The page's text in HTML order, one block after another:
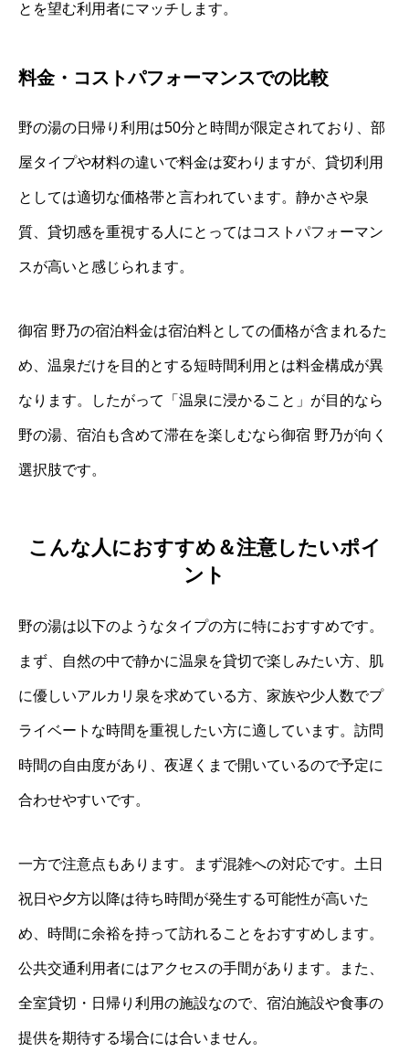
とを望む利用者にマッチします。
料金・コストパフォーマンスでの比較
野の湯の日帰り利用は50分と時間が限定されており、部
屋タイプや材料の違いで料金は変わりますが、貸切利用
としては適切な価格帯と言われています。静かさや泉
質、貸切感を重視する人にとってはコストパフォーマン
スが高いと感じられます。
御宿 野乃の宿泊料金は宿泊料としての価格が含まれるた
め、温泉だけを目的とする短時間利用とは料金構成が異
なります。したがって「温泉に浸かること」が目的なら
野の湯、宿泊も含めて滞在を楽しむなら御宿 野乃が向く
選択肢です。
こんな人におすすめ＆注意したいポイ
ント
野の湯は以下のようなタイプの方に特におすすめです。
まず、自然の中で静かに温泉を貸切で楽しみたい方、肌
に優しいアルカリ泉を求めている方、家族や少人数でプ
ライベートな時間を重視したい方に適しています。訪問
時間の自由度があり、夜遅くまで開いているので予定に
合わせやすいです。
一方で注意点もあります。まず混雑への対応です。土日
祝日や夕方以降は待ち時間が発生する可能性が高いた
め、時間に余裕を持って訪れることをおすすめします。
公共交通利用者にはアクセスの手間があります。また、
全室貸切・日帰り利用の施設なので、宿泊施設や食事の
提供を期待する場合には合いません。